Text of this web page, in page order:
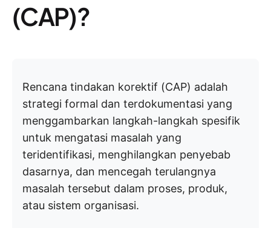
(CAP)?
Rencana tindakan korektif (CAP) adalah
strategi formal dan terdokumentasi yang
menggambarkan langkah-langkah spesifik
untuk mengatasi masalah yang
teridentifikasi, menghilangkan penyebab
dasarnya, dan mencegah terulangnya
masalah tersebut dalam proses, produk,
atau sistem organisasi.